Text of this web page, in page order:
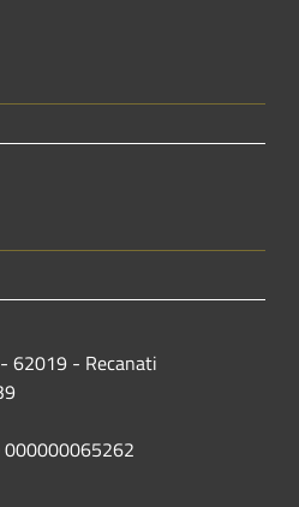
- 62019 - Recanati
000000065262